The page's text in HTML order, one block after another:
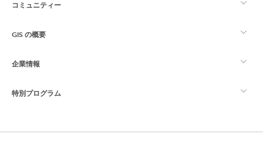
ArcGIS の概要
マッピング
コミュニティー
Esri Community
ArcGIS ブログ
GIS の概要
GIS とは
ロケーション インテリジェンス
トレーニング
企業情報
Esri について
特別プログラム